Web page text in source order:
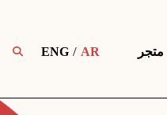
متجر ENG AR